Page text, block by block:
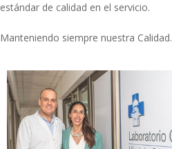
estándar de calidad en el servicio.
Manteniendo siempre nuestra Calidad.